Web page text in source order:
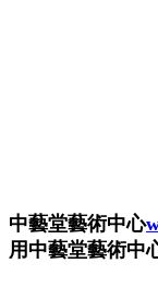
中藝堂藝術中心
用中藝堂藝術中